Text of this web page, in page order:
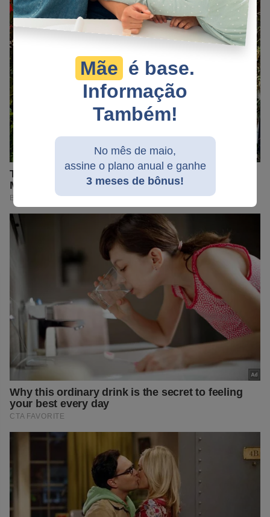
Mãe é base.
Informação
Também!
No mês de maio,
assine o plano anual e ganhe
3 meses de bônus!